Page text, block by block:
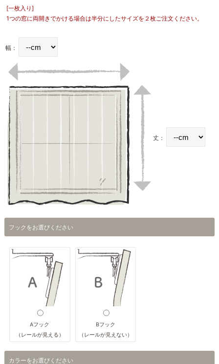
[一枚入り]
1つの窓に両開きでかける場合は半分にしたサイズを２枚ご注文ください。
幅：
丈：
フックをお選びください
Aフック
（レールが見える）
Bフック
（レールが見えない）
カラーをお選びください